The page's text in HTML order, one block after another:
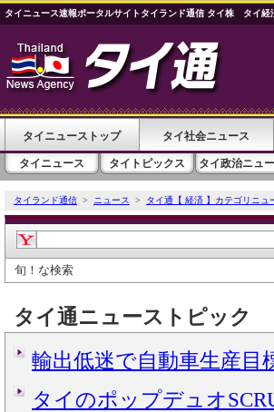
タイニュース速報ポータルサイトタイランド通信 タイ株 タイ経
タイニューストップ タイ社会ニュース
タイニュース タイトピックス タイ政治ニュ
タイランド通信 > ニュース > タイ通【 経済 】カテゴリニュ
旬！な検索
タイ通ニューストピック
輸出低迷で自動車生産目
タイのポップデュオ